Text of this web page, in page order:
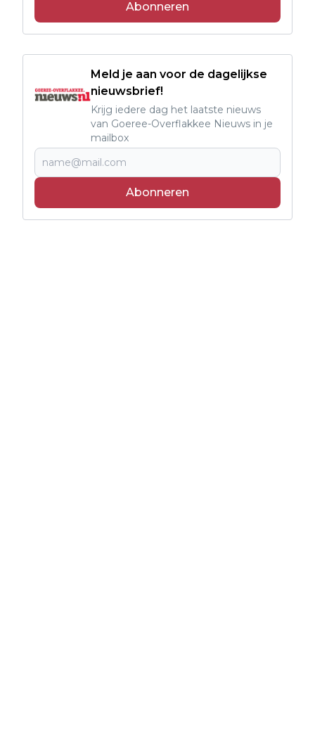
Abonneren
Meld je aan voor de dagelijkse
nieuwsbrief!
Krijg iedere dag het laatste nieuws
van Goeree-Overflakkee Nieuws in je
mailbox
Abonneren